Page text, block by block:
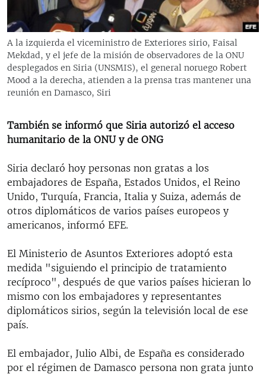
RADIO MARTÍ
ESPECIALES
ESPECIALES
LA REALIDAD DE LA VIVIENDA EN CUBA
SER VIEJO EN CUBA
LOS SANTOS DE HIALEAH
LA INVASIÓN DE RUSIA A UCRANIA
MULTIMEDIA
EDITORIALES
A la izquierda el viceministro de Exteriores sirio, Faisal
Mekdad, y el jefe de la misión de observadores de la ONU
desplegados en Siria (UNSMIS), el general noruego Robert
Mood a la derecha, atienden a la prensa tras mantener una
reunión en Damasco, Siri
También se informó que Siria autorizó el acceso
humanitario de la ONU y de ONG
Siria declaró hoy personas non gratas a los
embajadores de España, Estados Unidos, el Reino
Unido, Turquía, Francia, Italia y Suiza, además de
otros diplomáticos de varios países europeos y
americanos, informó EFE.
El Ministerio de Asuntos Exteriores adoptó esta
medida "siguiendo el principio de tratamiento
recíproco", después de que varios países hicieran lo
mismo con los embajadores y representantes
diplomáticos sirios, según la televisión local de ese
país.
El embajador, Julio Albi, de España es considerado
por el régimen de Damasco persona non grata junto